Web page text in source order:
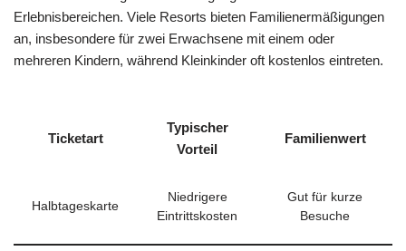
Erlebnisbereichen. Viele Resorts bieten Familienermäßigungen
an, insbesondere für zwei Erwachsene mit einem oder
mehreren Kindern, während Kleinkinder oft kostenlos eintreten.
Ticketart
Typischer
Vorteil
Familienwert
Halbtageskarte
Niedrigere
Eintrittskosten
Gut für kurze
Besuche